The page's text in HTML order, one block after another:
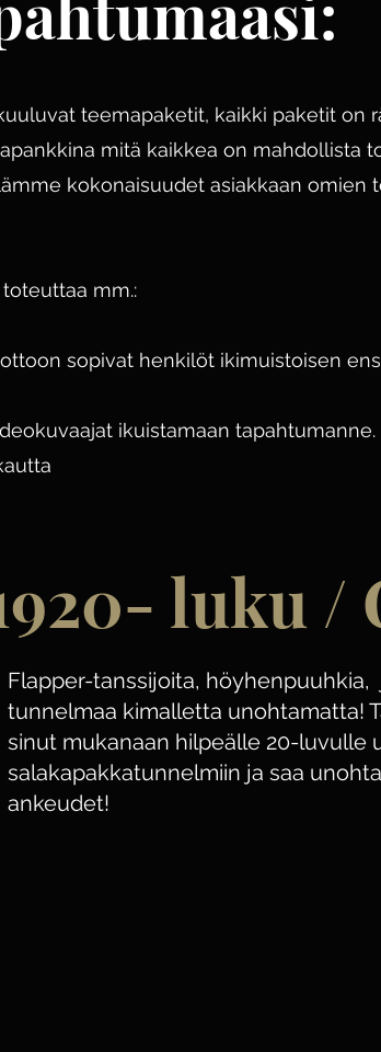
teemapaketit, kaikki paketit on
mitä kaikkea on mahdollista
kokonaisuudet asiakkaan omien
mm.:
sopivat henkilöt ikimuistoisen
ikuistamaan tapahtumanne.
luku /
Flapper-tanssijoita,
tunnelmaa kimalletta unohtamatta!
sinut mukanaan hilpeälle 20-luvulle
salakapakkatunnelmiin ja saa
ankeudet!